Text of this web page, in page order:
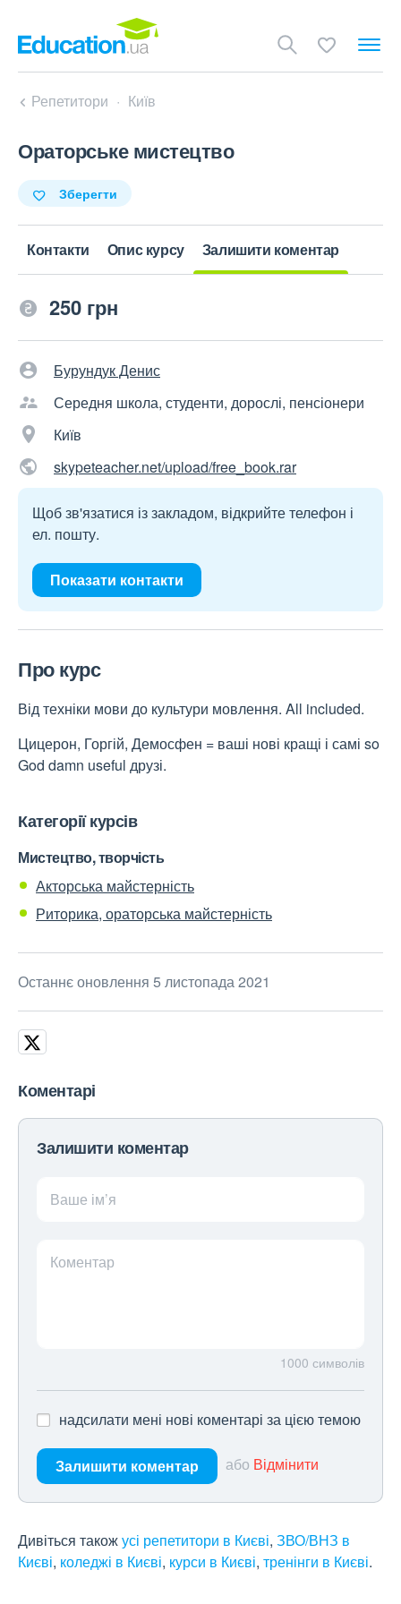
Репетитори Київ
Ораторське мистецтво
Зберегти
Контакти Опис курсу Залишити коментар
250 грн
Бурундук Денис
Середня школа, студенти, дорослі, пенсіонери
Київ
skypeteacher.net/upload/free_book.rar
Щоб зв'язатися із закладом, відкрийте телефон і
ел. пошту.
Показати контакти
Про курс
Від техніки мови до культури мовлення. All included.
Цицерон, Горгій, Демосфен = ваші нові кращі і самі so
God damn useful друзі.
Категорії курсів
Мистецтво, творчість
Акторська майстерність
Риторика, ораторська майстерність
Останнє оновлення 5 листопада 2021
Коментарі
Залишити коментар
Ваше ім’я
Коментар
1000 символів
надсилати мені нові коментарі за цією темою
Залишити коментар або Відмінити
Дивіться такожусі репетитори в Києві, ЗВО/ВНЗ в
Києві, коледжі в Києві, курси в Києві, тренінги в Києві.